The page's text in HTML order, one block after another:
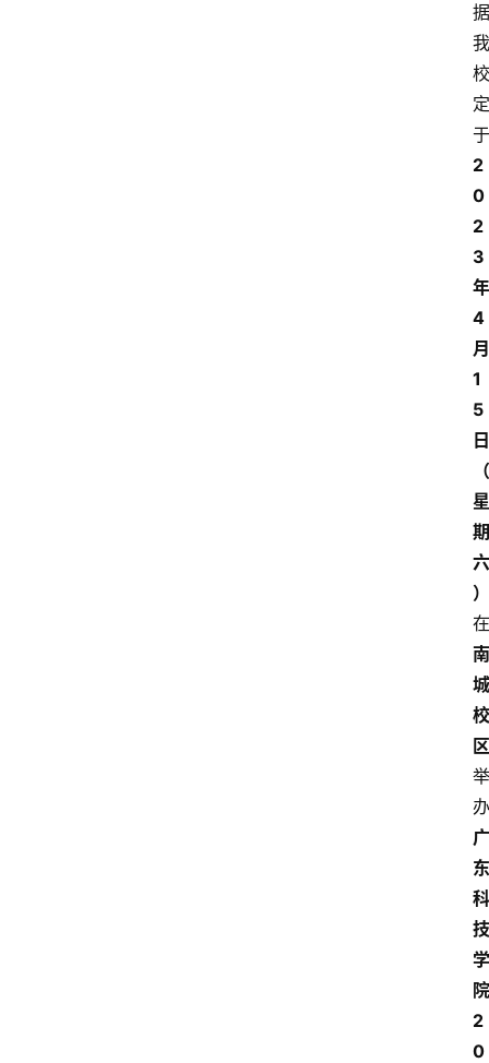
据
我
校
定
于
2
0
2
3
年
4
月
1
5
日
（
星
期
六
）
在
南
城
校
区
举
办
广
东
科
技
学
院
2
0